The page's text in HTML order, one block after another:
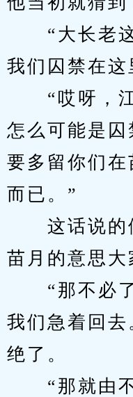
“大长老这
我们囚禁在这
“哎呀，江
怎么可能是囚
要多留你们在
而已。”
这话说的
苗月的意思大
“那不必了
我们急着回去
绝了。
“那就由不